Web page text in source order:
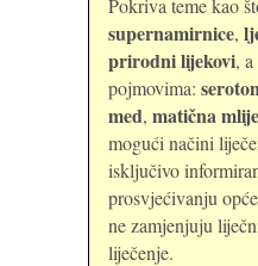
Pokriva teme kao
supernamirnice,
prirodni lijekovi,
pojmovima:
med, matična
mogući načini
isključivo
prosvjećivanju
ne zamjenjuju
liječenje.